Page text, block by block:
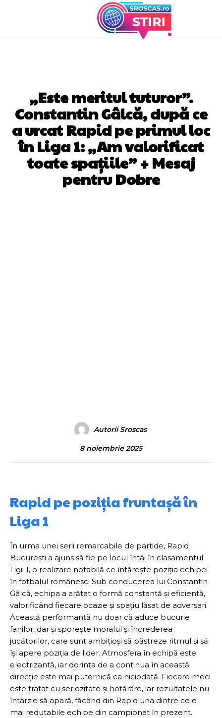
„Este meritul tuturor”.
Constantin Gâlcă, după ce
a urcat Rapid pe primul loc
în Liga 1: „Am valorificat
toate spațiile” + Mesaj
pentru Dobre
Autorii Sroscas
8 noiembrie 2025
Rapid pe poziția fruntașă în
Liga 1
În urma unei serii remarcabile de partide, Rapid
București a ajuns să fie pe locul întâi în clasamentul
Ligii 1, o realizare notabilă ce întărește poziția echipei
în fotbalul românesc. Sub conducerea lui Constantin
Gâlcă, echipa a arătat o formă constantă și eficientă,
valorificând fiecare ocazie și spațiu lăsat de adversari.
Această performanță nu doar că aduce bucurie
fanilor, dar și sporește moralul și încrederea
jucătorilor, care sunt ambițioși să păstreze ritmul și să
își apere poziția de lider. Atmosfera în echipă este
electrizantă, iar dorința de a continua în această
direcție este mai puternică ca niciodată. Fiecare meci
este tratat cu seriozitate și hotărâre, iar rezultatele nu
întârzie să apară, făcând din Rapid una dintre cele
mai redutabile echipe din campionat în prezent.